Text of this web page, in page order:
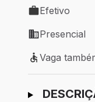
Tipo de vaga:
Efetivo
Modelo de
Presencial
Vaga também
Vaga
Ir para